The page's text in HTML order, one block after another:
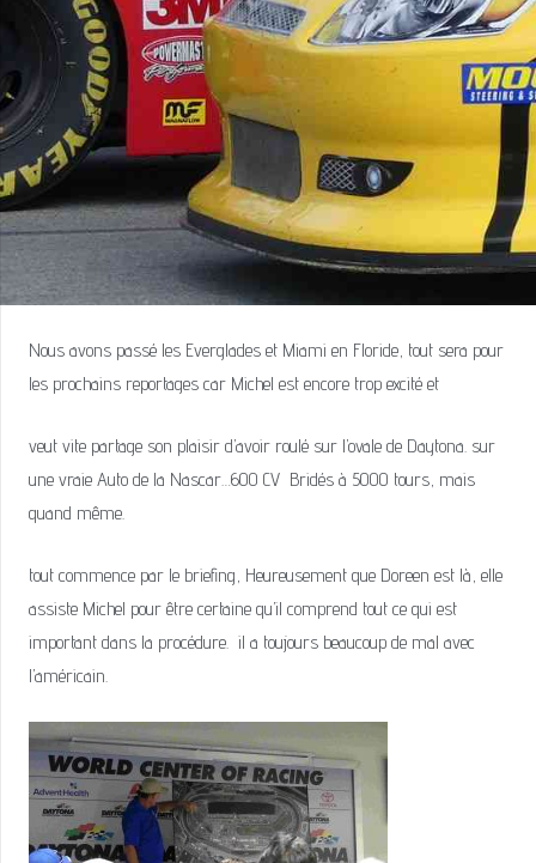
Nous avons passé les Everglades et Miami en Floride, tout sera pour
les prochains reportages car Michel est encore trop excité et
veut vite partage son plaisir d’avoir roulé sur l’ovale de Daytona. sur
une vraie Auto de la Nascar…600 CV Bridés à 5000 tours, mais
quand même.
tout commence par le briefing, Heureusement que Doreen est là, elle
assiste Michel pour être certaine qu’il comprend tout ce qui est
important dans la procédure. il a toujours beaucoup de mal avec
l’américain.